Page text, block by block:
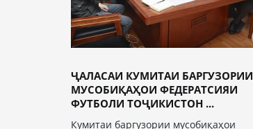
ҶАЛАСАИ КУМИТАИ БАРГУЗОРИИ
МУСОБИҚАҲОИ ФЕДЕРАТСИЯИ
ФУТБОЛИ ТОҶИКИСТОН ...
Кумитаи баргузории мусобиқаҳои